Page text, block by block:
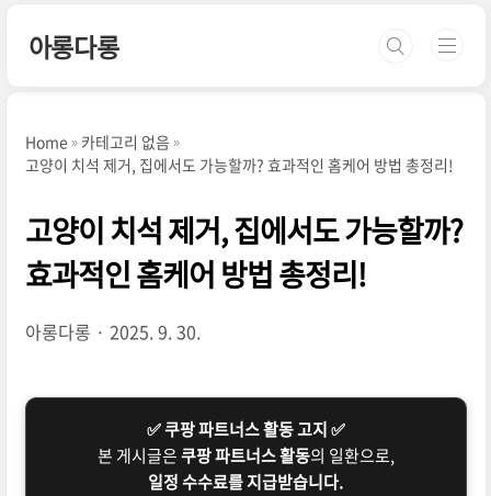
아롱다롱
Home
카테고리 없음
고양이 치석 제거, 집에서도 가능할까? 효과적인 홈케어 방법 총정리!
고양이 치석 제거, 집에서도 가능할까?
효과적인 홈케어 방법 총정리!
아롱다롱 2025. 9. 30.
✅ 쿠팡 파트너스 활동 고지 ✅
본 게시글은쿠팡 파트너스 활동의 일환으로,
일정 수수료를 지급받습니다.